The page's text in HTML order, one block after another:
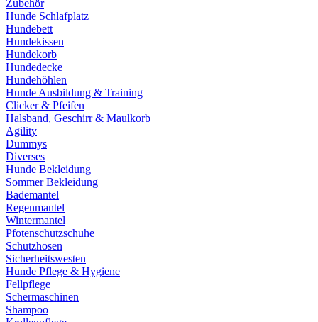
Zubehör
Hunde Schlafplatz
Hundebett
Hundekissen
Hundekorb
Hundedecke
Hundehöhlen
Hunde Ausbildung & Training
Clicker & Pfeifen
Halsband, Geschirr & Maulkorb
Agility
Dummys
Diverses
Hunde Bekleidung
Sommer Bekleidung
Bademantel
Regenmantel
Wintermantel
Pfotenschutzschuhe
Schutzhosen
Sicherheitswesten
Hunde Pflege & Hygiene
Fellpflege
Schermaschinen
Shampoo